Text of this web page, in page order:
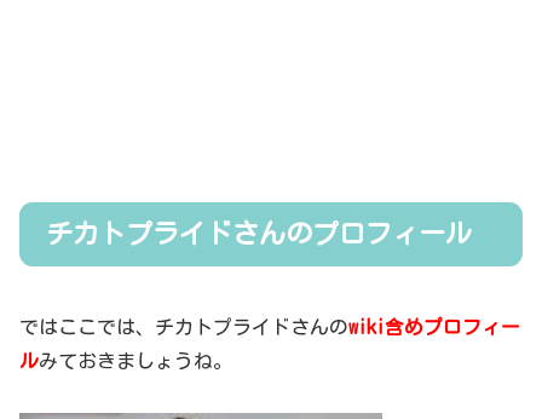
チカトプライドさんのプロフィール
ではここでは、チカトプライドさんのwiki含めプロフィー
ルみておきましょうね。